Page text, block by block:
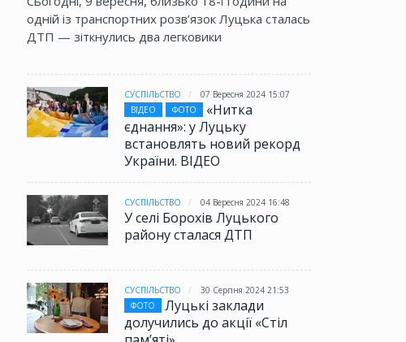
одній із транспортних розв’язок Луцька сталась
ДТП — зіткнулись два легковики
СУСПІЛЬСТВО
07 Вересня 2024 15:07
ВІДЕО
ФОТО
«Нитка
єднання»: у Луцьку
встановлять новий рекорд
України. ВІДЕО
СУСПІЛЬСТВО 04 Вересня 2024 16:48
У селі Борохів Луцького
району сталася ДТП
СУСПІЛЬСТВО
30 Серпня 2024 21:53
ФОТО
Луцькі заклади
долучились до акції «Стіл